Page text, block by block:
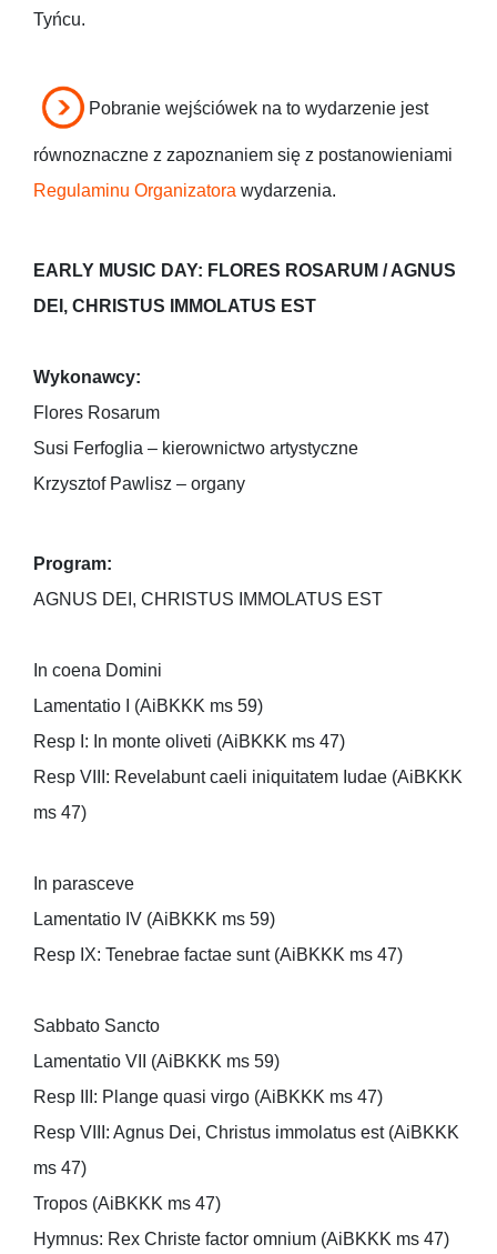
Tyńcu.
Pobranie wejściówek na to wydarzenie jest
równoznaczne z zapoznaniem się z postanowieniami
Regulaminu Organizatora wydarzenia.
EARLY MUSIC DAY: FLORES ROSARUM / AGNUS
DEI, CHRISTUS IMMOLATUS EST
Wykonawcy:
Flores Rosarum
Susi Ferfoglia – kierownictwo artystyczne
Krzysztof Pawlisz – organy
Program:
AGNUS DEI, CHRISTUS IMMOLATUS EST
In coena Domini
Lamentatio I (AiBKKK ms 59)
Resp I: In monte oliveti (AiBKKK ms 47)
Resp VIII: Revelabunt caeli iniquitatem Iudae (AiBKKK
ms 47)
In parasceve
Lamentatio IV (AiBKKK ms 59)
Resp IX: Tenebrae factae sunt (AiBKKK ms 47)
Sabbato Sancto
Lamentatio VII (AiBKKK ms 59)
Resp III: Plange quasi virgo (AiBKKK ms 47)
Resp VIII: Agnus Dei, Christus immolatus est (AiBKKK
ms 47)
Tropos (AiBKKK ms 47)
Hymnus: Rex Christe factor omnium (AiBKKK ms 47)